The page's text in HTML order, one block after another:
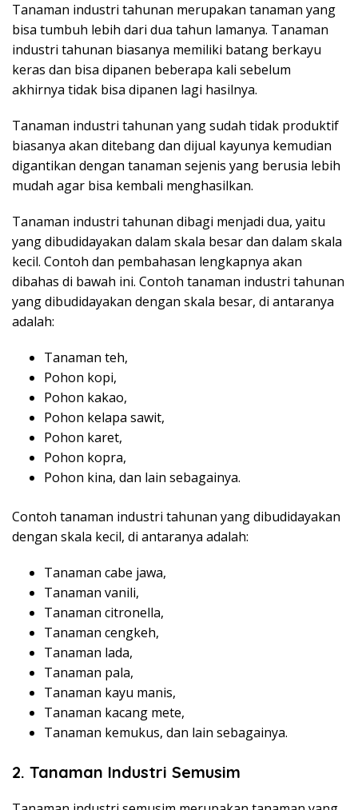
Tanaman industri tahunan merupakan tanaman yang
bisa tumbuh lebih dari dua tahun lamanya. Tanaman
industri tahunan biasanya memiliki batang berkayu
keras dan bisa dipanen beberapa kali sebelum
akhirnya tidak bisa dipanen lagi hasilnya.
Tanaman industri tahunan yang sudah tidak produktif
biasanya akan ditebang dan dijual kayunya kemudian
digantikan dengan tanaman sejenis yang berusia lebih
mudah agar bisa kembali menghasilkan.
Tanaman industri tahunan dibagi menjadi dua, yaitu
yang dibudidayakan dalam skala besar dan dalam skala
kecil. Contoh dan pembahasan lengkapnya akan
dibahas di bawah ini. Contoh tanaman industri tahunan
yang dibudidayakan dengan skala besar, di antaranya
adalah:
Tanaman teh,
Pohon kopi,
Pohon kakao,
Pohon kelapa sawit,
Pohon karet,
Pohon kopra,
Pohon kina, dan lain sebagainya.
Contoh tanaman industri tahunan yang dibudidayakan
dengan skala kecil, di antaranya adalah:
Tanaman cabe jawa,
Tanaman vanili,
Tanaman citronella,
Tanaman cengkeh,
Tanaman lada,
Tanaman pala,
Tanaman kayu manis,
Tanaman kacang mete,
Tanaman kemukus, dan lain sebagainya.
2. Tanaman Industri Semusim